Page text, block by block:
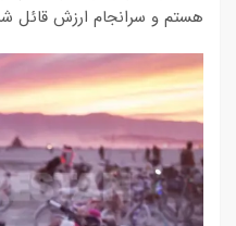
هستم و سرانجام ارزش قائل